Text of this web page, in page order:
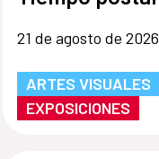
21 de agosto de 2026
ARTES VISUALES
EXPOSICIONES